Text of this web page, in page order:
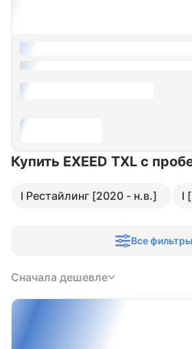
Купить EXEED TXL с
I Рестайлинг [2020 - н.в.] I
Все фильтры
Сначала дешевле